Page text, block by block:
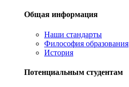
Общая информация
Наши стандарты
Философия образования
История
Потенциальным студентам